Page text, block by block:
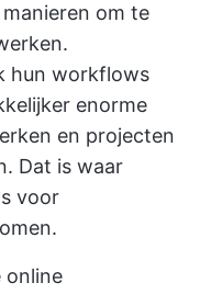
om te
hun workflows
enorme
en projecten
Dat is waar
voor
online